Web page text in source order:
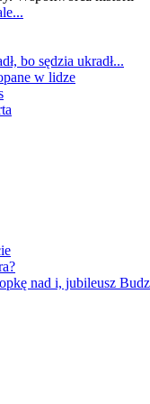
bo sędzia ukradł...
w lidze
nad i, jubileusz